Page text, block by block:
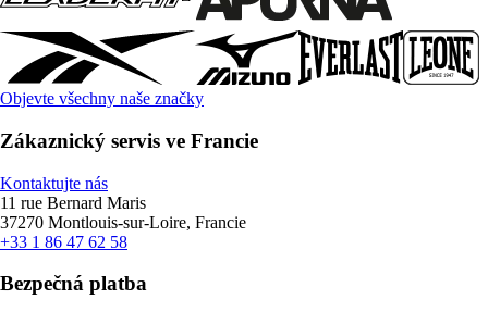
Objevte všechny naše značky
Zákaznický servis ve Francie
Kontaktujte nás
11 rue Bernard Maris
37270 Montlouis-sur-Loire, Francie
+33 1 86 47 62 58
Bezpečná platba